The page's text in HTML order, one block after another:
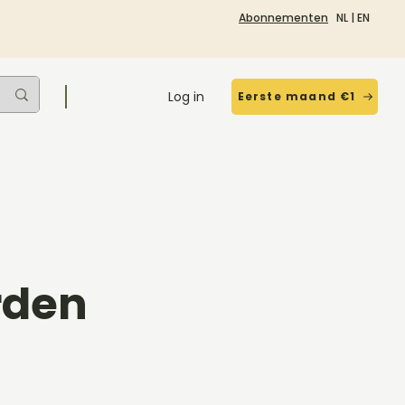
Abonnementen NL | EN
Log in Eerste maand €1